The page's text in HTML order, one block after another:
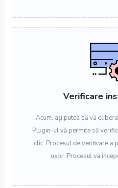
Verificare
Acum, ați putea să vă
Plugin-ul vă permite să
clic. Procesul de verificare a
ușor. Procesul va